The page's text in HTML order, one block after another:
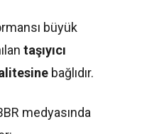
büyük
taşıyıcı
bağlıdır.
medyasında